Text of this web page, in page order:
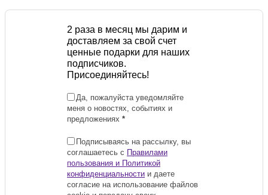
2 раза в месяц мы дарим и
доставляем за свой счет
ценные подарки для наших
подписчиков.
Присоединяйтесь!
Да, пожалуйста уведомляйте
меня о новостях, событиях и
предложениях *
Подписываясь на рассылку, вы
соглашаетесь с Правилами
пользования и Политикой
конфиденциальности и даете
согласие на использование файлов